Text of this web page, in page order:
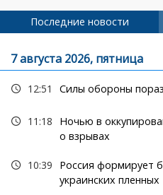
Последние новости
7 августа 2026, пятница
12:51 Силы обороны
11:18
Ночью в
о взрывах
10:39
Россия формирует
украинских пленных